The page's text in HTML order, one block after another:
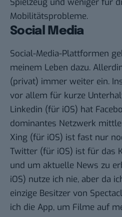
Mobilitätsprobleme.
Social Media
Social-Media-Plattformen
meinem Leben dazu.
(privat) immer weiter ein.
vor allem für kurze
Linkedin (für iOS) hat
dominantes Netzwerk
Xing (für iOS) ist fast nur
Twitter (für iOS) ist für das
und um aktuelle News zu
iOS) nutze ich nie, aber da
einzige Besitzer von
ich die App, um Filme auf